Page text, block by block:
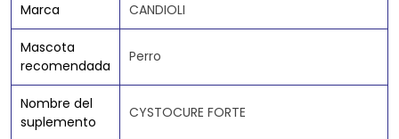
Marca CANDIOLI
Mascota
recomendada
Perro
Nombre del
suplemento
CYSTOCURE FORTE